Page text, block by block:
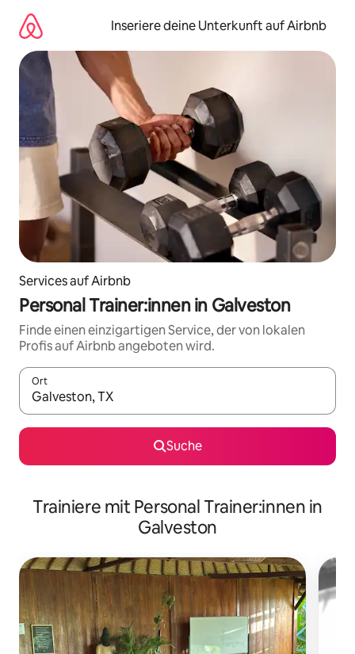
Inhalten
springen
Inseriere deine Unterkunft auf Airbnb
Services auf Airbnb
Personal Trainer:innen in Galveston
Finde einen einzigartigen Service, der von lokalen
Profis auf Airbnb angeboten wird.
Ort
Wenn Ergebnisse verfügbar sind, navigiere mit den
Suche
Trainiere mit Personal Trainer:innen in
Galveston